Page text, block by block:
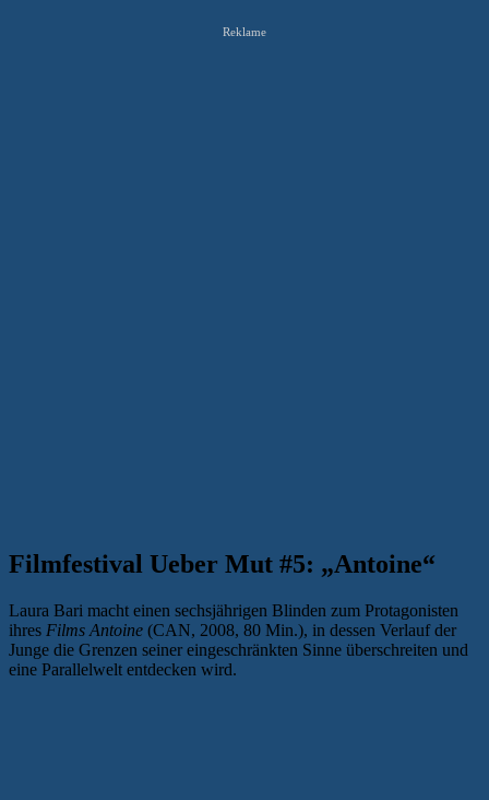
Reklame
Filmfestival Ueber Mut #5: „Antoine“
Laura Bari macht einen sechsjährigen Blinden zum Protagonisten
ihres Films Antoine (CAN, 2008, 80 Min.), in dessen Verlauf der
Junge die Grenzen seiner eingeschränkten Sinne überschreiten und
eine Parallelwelt entdecken wird.